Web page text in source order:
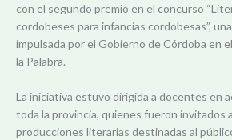
con el segundo premio en el concurso
cordobeses para infancias cordobesas”,
impulsada por el Gobierno de Córdoba en
la Palabra.
La iniciativa estuvo dirigida a docentes en
toda la provincia, quienes fueron invitados
producciones literarias destinadas al